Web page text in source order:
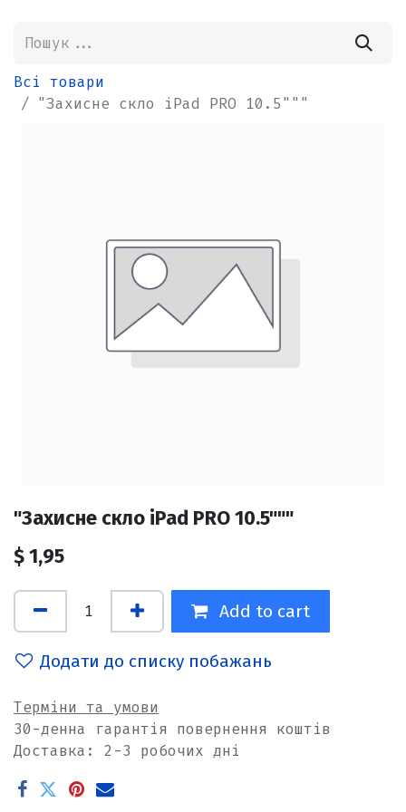
Всі товари
"Захисне скло iPad PRO 10.5"""
"Захисне скло iPad PRO 10.5"""
$1,95
Add to cart
Додати до списку побажань
Терміни та умови
30-денна гарантія повернення коштів
Доставка: 2-3 робочих дні